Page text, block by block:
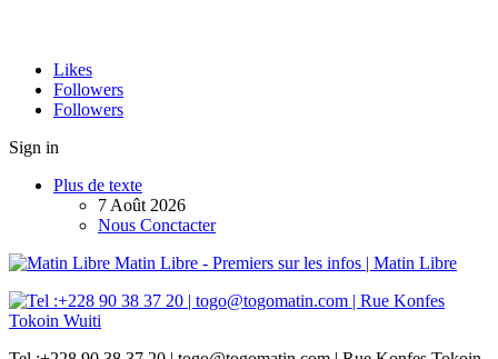
Likes
Followers
Followers
Sign in
Plus de texte
7 Août 2026
Nous Conctacter
Matin Libre - Premiers sur les infos | Matin Libre